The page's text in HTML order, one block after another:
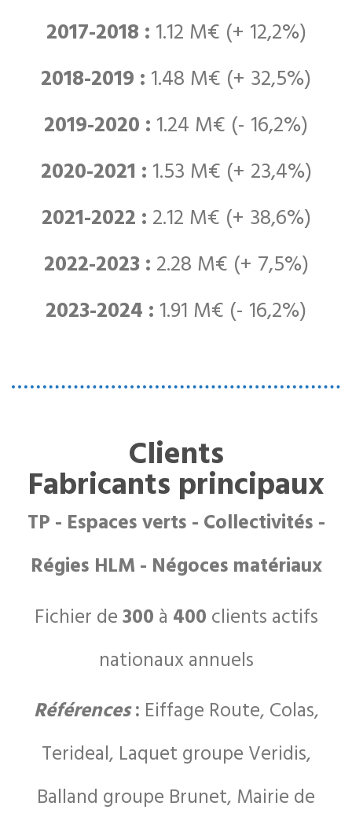
2017-2018 : 1.12 M€ (+ 12,2%)
2018-2019 : 1.48 M€ (+ 32,5%)
2019-2020 : 1.24 M€ (- 16,2%)
2020-2021 : 1.53 M€ (+ 23,4%)
2021-2022 : 2.12 M€ (+ 38,6%)
2022-2023 : 2.28 M€ (+ 7,5%)
2023-2024 : 1.91 M€ (- 16,2%)
Clients
Fabricants principaux
TP - Espaces verts - Collectivités -
Régies HLM - Négoces matériaux
Fichier de 300 à 400 clients actifs
nationaux annuels
Références: Eiffage Route, Colas,
Terideal, Laquet groupe Veridis,
Balland groupe Brunet, Mairie de